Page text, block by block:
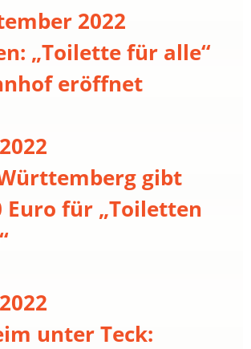
2022
„Toilette für alle“
eröffnet
gibt
Euro für „Toiletten
unter Teck: